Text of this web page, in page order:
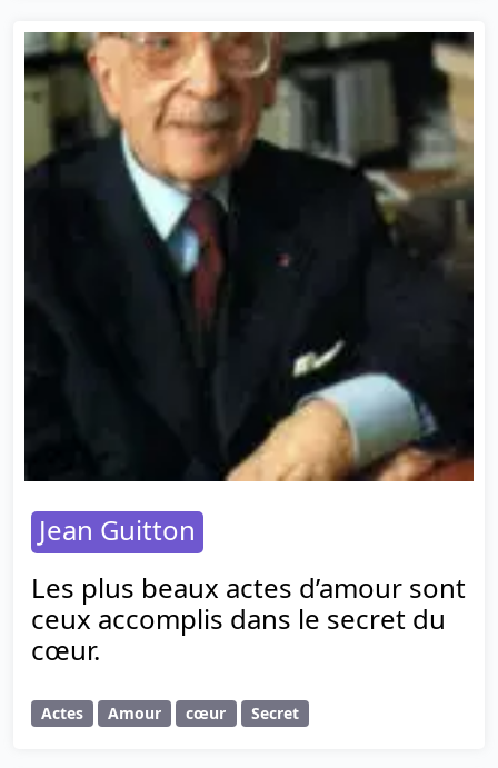
Jean Guitton
Les plus beaux actes d’amour sont
ceux accomplis dans le secret du
cœur.
Actes Amour cœur Secret